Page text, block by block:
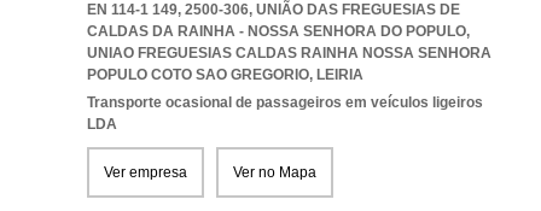
EN 114-1 149, 2500-306, UNIÃO DAS FREGUESIAS DE
CALDAS DA RAINHA - NOSSA SENHORA DO POPULO,
UNIAO FREGUESIAS CALDAS RAINHA NOSSA SENHORA
POPULO COTO SAO GREGORIO, LEIRIA
Transporte ocasional de passageiros em veículos ligeiros
LDA
Ver empresa Ver no Mapa